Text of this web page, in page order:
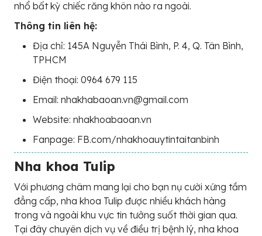
nhổ bất kỳ chiếc răng khôn nào ra ngoài.
Thông tin liên hệ:
Địa chỉ: 145A Nguyễn Thái Bình, P. 4, Q. Tân Bình,
TPHCM
Điện thoại: 0964 679 115
Email: nhakhabaoan.vn@gmail.com
Website: nhakhoabaoan.vn
Fanpage: FB.com/nhakhoauytintaitanbinh
Nha khoa Tulip
Với phương châm mang lại cho bạn nụ cười xứng tầm
đẳng cấp, nha khoa Tulip được nhiều khách hàng
trong và ngoài khu vực tin tưởng suốt thời gian qua.
Tại đây chuyên dịch vụ về điều trị bệnh lý, nha khoa